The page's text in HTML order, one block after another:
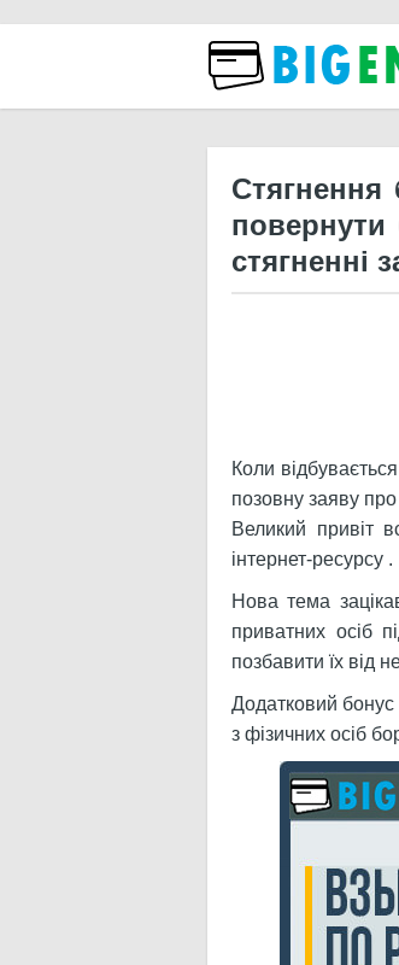
Стягнення
повернути
стягненні
Коли
позовну заяву
Великий привіт
інтернет-ресурсу .
Нова тема
приватних осіб
позбавити їх від
Додатковий бонус
з фізичних осіб